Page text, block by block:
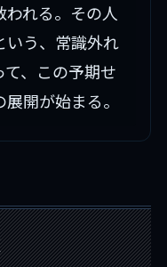
れる。その人
いう、常識外れ
、この予期せ
開が始まる。